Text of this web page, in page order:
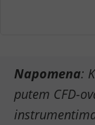
Napomena:
putem CFD-